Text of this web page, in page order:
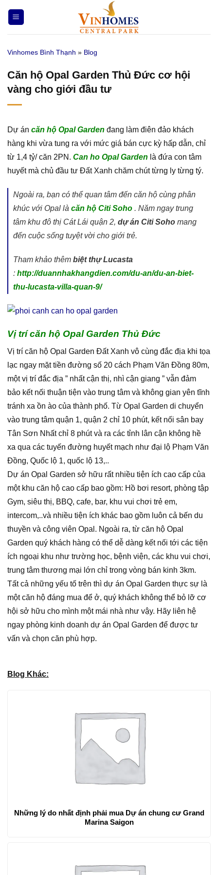
qua
nội
Vinhomes Bình Thạnh » Blog
Căn hộ Opal Garden Thủ Đức cơ hội
vàng cho giới đầu tư
Dự án căn hộ Opal Garden đang làm điên đảo khách
hàng khi vừa tung ra với mức giá bán cực kỳ hấp dẫn, chỉ
từ 1,4 tỷ/ căn 2PN. Can ho Opal Garden là đứa con tâm
huyết mà chủ đầu tư Đất Xanh chăm chút từng ly từng tý.
Ngoài ra, bạn có thể quan tâm đến căn hộ cùng phân
khúc với Opal là căn hộ Citi Soho . Năm ngay trung
tâm khu đô thị Cát Lái quận 2, dự án Citi Soho mang
đến cuộc sống tuyệt vời cho giới trẻ.
Tham khảo thêm biệt thự Lucasta
: http://duannhakhangdien.com/du-an/du-an-biet-
thu-lucasta-villa-quan-9/
Vị trí căn hộ Opal Garden Thủ Đức
Vị trí căn hộ Opal Garden Đất Xanh vô cùng đắc địa khi tọa
lạc ngay mặt tiền đường số 20 cách Phạm Văn Đồng 80m,
một vị trí đắc địa ” nhất cận thị, nhì cận giang ” vẫn đảm
bảo kết nối thuận tiện vào trung tâm và không gian yên tĩnh
tránh xa ồn ào của thành phố. Từ Opal Garden di chuyển
vào trung tâm quận 1, quận 2 chỉ 10 phút, kết nối sân bay
Tân Sơn Nhất chỉ 8 phút và ra các tỉnh lân cận không hề
xa qua các tuyến đường huyết mạch như đại lộ Phạm Văn
Đồng, Quốc lộ 1, quốc lộ 13,..
Dự án Opal Garden sở hữu rất nhiều tiện ích cao cấp của
một khu căn hộ cao cấp bao gồm: Hồ bơi resort, phòng tập
Gym, siêu thị, BBQ, cafe, bar, khu vui chơi trẻ em,
intercom,..và nhiều tiện ích khác bao gồm luôn cả bến du
thuyền và công viên Opal. Ngoài ra, từ căn hộ Opal
Garden quý khách hàng có thể dễ dàng kết nối tới các tiện
ích ngoại khu như trường học, bệnh viện, các khu vui chơi,
trung tâm thương mại lớn chỉ trong vòng bán kinh 3km.
Tất cả những yếu tố trên thì dự án Opal Garden thực sự là
một căn hộ đáng mua để ở, quý khách không thể bỏ lỡ cơ
hội sở hữu cho mình một mái nhà như vậy. Hãy liên hệ
ngay phòng kinh doanh dự án Opal Garden để được tư
vấn và chọn căn phù hợp.
Blog Khác:
Những lý do nhất định phải mua Dự án chung cư Grand
Marina Saigon